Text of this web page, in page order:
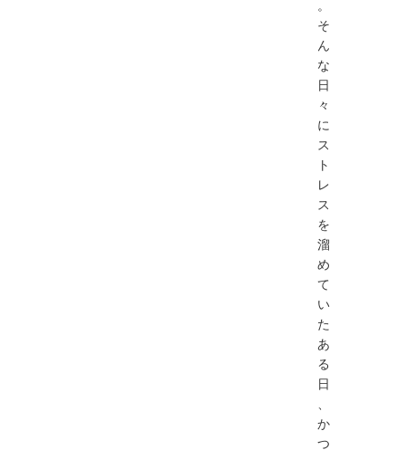
。
そ
ん
な
⽇
々
に
ス
ト
レ
ス
を
溜
め
て
い
た
あ
る
⽇
、
か
つ